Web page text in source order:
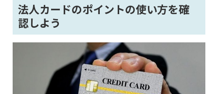
法人カードのポイントの使い方を確
認しよう